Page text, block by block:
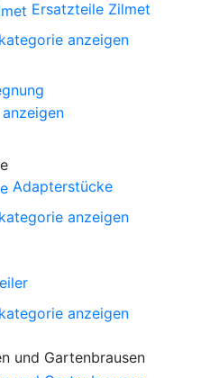
Ersatzteile Zilmet
anzeigen
Adapterstücke
anzeigen
anzeigen